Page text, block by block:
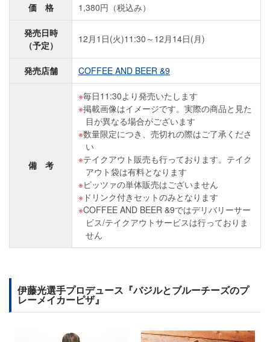
価 格 1,380円（税込み）
発売日時
（予定）
12月1日(火)11:30～12月14日(月)
発売店舗 COFFEE AND BEER &9
備 考
毎日11:30より発売いたします
掲載画像はイメージです。実際の商品と見た
目が異なる場合がございます
数量限定につき、売切れの際はご了承くださ
い
テイクアウト販売も行っております。テイク
アウト袋は有料となります
ピッツァの単体販売はございません
ドリンク付きセットのみとなります
COFFEE AND BEER &9ではデリバリーサー
ビス/テイクアウトサービスは行っておりま
せん
伊藤光選手プロデュース『バジルとブルーチーズのプ
レーメイカーピザ』